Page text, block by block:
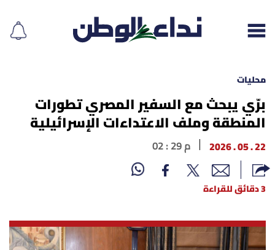
إقرأ الجريدة
لبنان
الغلاف
نداء اليوم
محليات
برّي يبحث مع السفير المصري تطورات
المنطقة وملف الاعتداءات الإسرائيلية
22 . 05 . 2026 02 : 29 م
3 دقائق للقراءة